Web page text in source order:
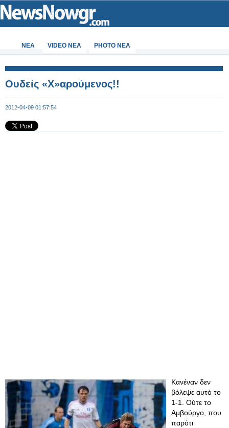
ΝΕΑ VIDEO NEA PHOTO NEA
Ουδείς «Χ»αρούμενος!!
2012-04-09 01:57:54
Κανέναν δεν
βόλεψε αυτό το
1-1. Ούτε το
Αμβούργο, που
παρότι